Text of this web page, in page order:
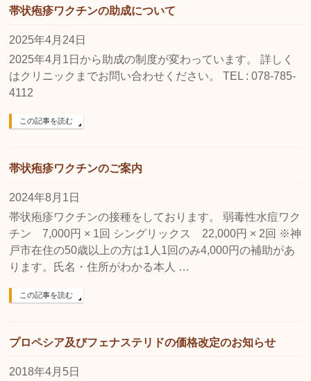
帯状疱疹ワクチンの助成について
2025年4月24日
2025年4月1日から助成の制度が変わっています。 詳しく
はクリニックまでお問い合わせください。 TEL : 078-785-
4112
この記事を読む
帯状疱疹ワクチンのご案内
2024年8月1日
帯状疱疹ワクチンの接種をしております。 弱毒性水痘ワク
チン 7,000円 × 1回 シングリックス 22,000円 × 2回 ※神
戸市在住の50歳以上の方は1人1回のみ4,000円の補助があ
ります。氏名・住所がわかる本人 …
この記事を読む
プロペシア及びフェナステリドの価格改定のお知らせ
2018年4月5日